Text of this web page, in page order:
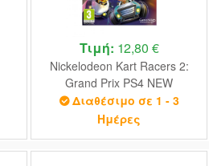
Τιμή: 12,80 €
Nickelodeon Kart Racers 2:
Grand Prix PS4 NEW
Διαθέσιμο σε 1 - 3
Ημέρες